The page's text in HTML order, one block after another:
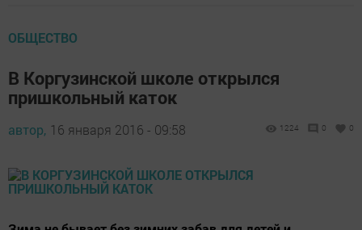
ОБЩЕСТВО
В Коргузинской школе открылся
пришкольный каток
автор, 16 января 2016 - 09:58 1224 0 0